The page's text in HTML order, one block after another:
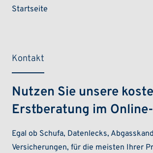
Startseite
Kontakt
Nutzen Sie unsere
Erstberatung im
Egal ob Schufa, Datenlecks,
Versicherungen, für die meisten Ihrer